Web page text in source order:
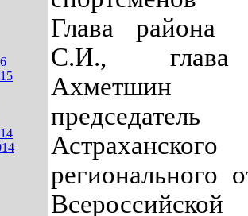
Глава
С.И.,
председатель
Астраханского
регионального
Всероссийской